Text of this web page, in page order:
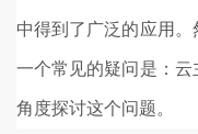
中得到了广泛的应用。
一个常见的疑问是：
角度探讨这个问题。